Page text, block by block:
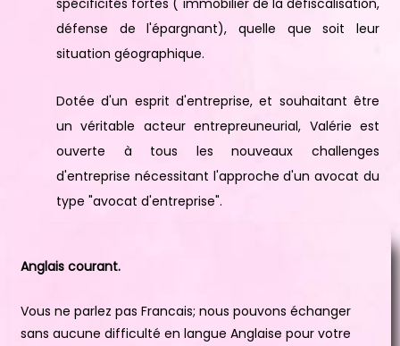
spécificités fortes ( immobilier de la défiscalisation,
défense de l'épargnant), quelle que soit leur
situation géographique.
Dotée d'un esprit d'entreprise, et souhaitant être
un véritable acteur entrepreuneurial, Valérie est
ouverte à tous les nouveaux challenges
d'entreprise nécessitant l'approche d'un avocat du
type "avocat d'entreprise".
Anglais courant.
Vous ne parlez pas Francais; nous pouvons échanger
sans aucune difficulté en langue Anglaise pour votre